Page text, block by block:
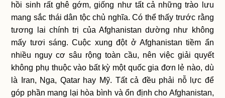
hồi sinh rất ghê gớm, giống như tất cả những trào lưu
mang sắc thái dân tộc chủ nghĩa. Có thể thấy trước rằng
tương lai chính trị của Afghanistan dường như không
mấy tươi sáng. Cuộc xung đột ở Afghanistan tiềm ẩn
nhiều nguy cơ sâu rộng toàn cầu, nên việc giải quyết
không phụ thuộc vào bất kỳ một quốc gia đơn lẻ nào, dù
là Iran, Nga, Qatar hay Mỹ. Tất cả đều phải nỗ lực để
góp phần mang lại hòa bình và ổn định cho Afghanistan,